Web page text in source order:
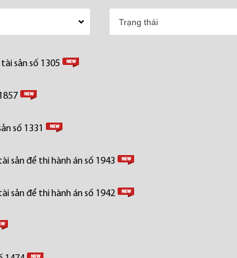
sản số 1305
số 1331
sản để thi hành án số 1943
sản để thi hành án số 1942